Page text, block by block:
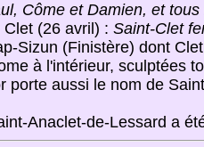
Côme et Damien, et tous
(26 avril) : Saint-Clet
Sizun (Finistère) dont
à l'intérieur, sculptées
porte aussi le nom de
Anaclet-de-Lessard a